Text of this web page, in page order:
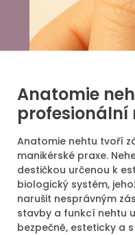
Anatomie
Anatomie nehtu tvoří
manikérské praxe.
destičkou určenou k
biologický systém,
narušit nesprávným
stavby a funkcí nehtu
bezpečně, esteticky a